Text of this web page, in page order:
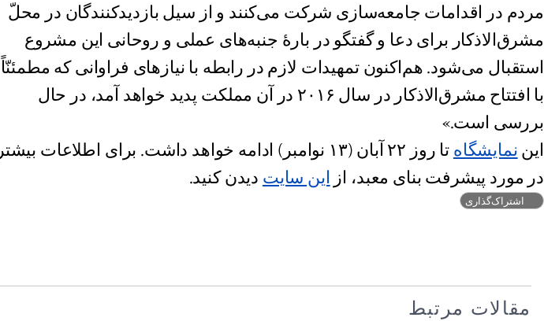
مردم در اقدامات جامعه‌سازی شرکت می‌کنند و از سیل بازدیدکنندگان در محلّ
مشرق‌الاذکار برای دعا و گفتگو در بارۀ جنبه‌های عملی و روحانی این مشروع
استقبال می‌شود. هم‌اکنون تمهیدات لازم در رابطه با نیازهای فراوانی که مطمئنّاً
با افتتاح مشرق‌الاذکار در سال ۲۰۱۶ در آن مملکت پدید خواهد آمد، در حال
بررسی است.»
این نمایشگاه
تا روز ۲۲ آبان (۱۳ نوامبر) ادامه خواهد داشت. برای اطلاعات بیشتر
در مورد پیشرفت بنای معبد، از این سایت دیدن کنید.
اشتراک‌گذاری
مقالات مرتبط